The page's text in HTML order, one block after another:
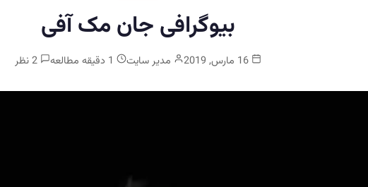
بیوگرافی جان مک‌ آفی
16 مارس, 2019 مدیر سایت 2 نظر